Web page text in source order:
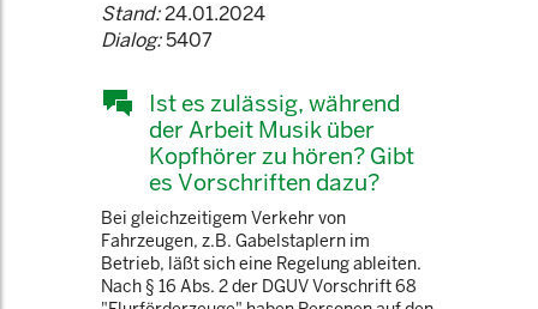
Stand:24.01.2024
Dialog:5407
Ist es zulässig, während
der Arbeit Musik über
Kopfhörer zu hören? Gibt
es Vorschriften dazu?
Bei gleichzeitigem Verkehr von
Fahrzeugen, z.B. Gabelstaplern im
Betrieb, läßt sich eine Regelung ableiten.
Nach § 16 Abs. 2 der DGUV Vorschrift 68